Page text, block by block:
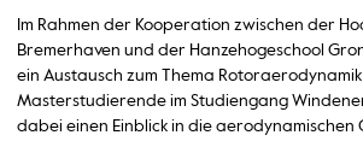
Im Rahmen der Kooperation zwischen der
Bremerhaven und der Hanzehogeschool
ein Austausch zum Thema
Masterstudierende im Studiengang
dabei einen Einblick in die aerodynamischen